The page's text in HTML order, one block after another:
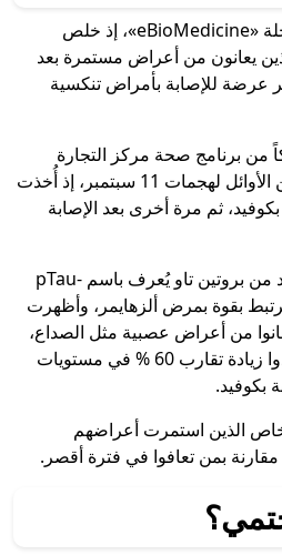
ونُشرت نتائج الدراسة في مجلة «eBioMedicine»، إذ خلص
يعانون من أعراض مستمرة بعد
عرضة للإصابة بأمراض تنكسية
227 مشاركاً من برنامج صحة مركز التجارة
العالمي، وهم من المستجيبين الأوائل لهجمات 11 سبتمبر، إذ أُخذت
ثم مرة أخرى بعد الإصابة
وركّز الباحثون على نوع محدد من بروتين تاو يُعرف باسم pTau-
بقوة بمرض ألزهايمر، وأظهرت
من أعراض عصبية مثل الصداع،
الدوار، أو ضباب الدماغ، شهدوا زيادة تقارب 60 % في مستويات
بكوفيد.
الذين استمرت أعراضهم